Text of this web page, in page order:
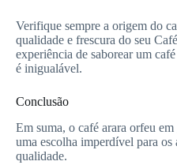
Verifique sempre a origem do
qualidade e frescura do seu
experiência de saborear um
é inigualável.
Conclusão
Em suma, o café arara orfeu em
uma escolha imperdível para os
qualidade.